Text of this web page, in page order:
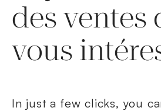
des ventes
vous
In just a few clicks, you